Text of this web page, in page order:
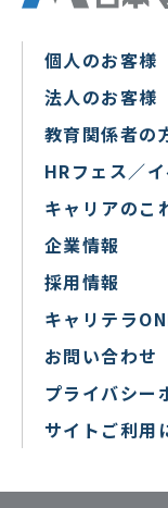
個人のお客様
法人のお客様
教育関係者の
HRフェス／
キャリアのこ
企業情報
採用情報
キャリテラ
お問い合わせ
プライバシー
サイトご利用